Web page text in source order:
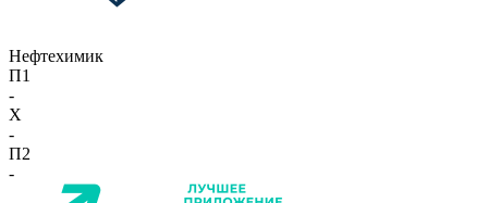
Нефтехимик
П1
-
X
-
П2
-